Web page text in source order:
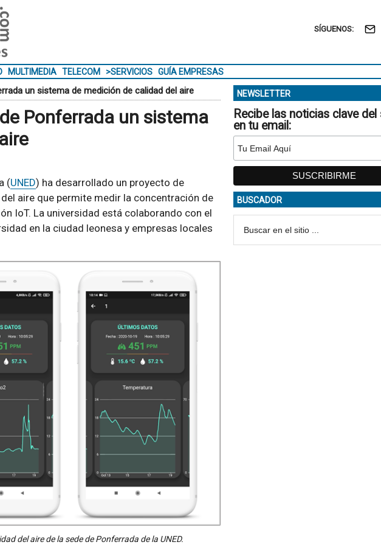
SÍGUENOS:
MULTIMEDIA TELECOM >SERVICIOS GUÍA EMPRESAS
un sistema de medición de calidad del aire
Ponferrada un sistema
(UNED) ha desarrollado un proyecto de
aire que permite medir la concentración de
IoT. La universidad está colaborando con el
en la ciudad leonesa y empresas locales
del aire de la sede de Ponferrada de la UNED.
NEWSLETTER
Recibe las noticias clave
en tu email:
BUSCADOR